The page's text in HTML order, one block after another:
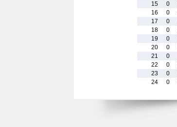
15
0
16
0
17
0
18
0
19
0
20
0
21
0
22
0
23
0
24
0